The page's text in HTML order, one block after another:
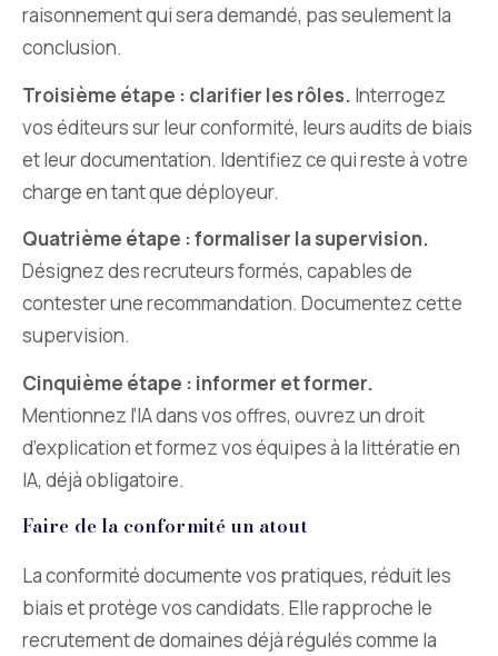
raisonnement qui sera demandé, pas seulement la
conclusion.
Troisième étape : clarifier les rôles. Interrogez
vos éditeurs sur leur conformité, leurs audits de biais
et leur documentation. Identifiez ce qui reste à votre
charge en tant que déployeur.
Quatrième étape : formaliser la supervision.
Désignez des recruteurs formés, capables de
contester une recommandation. Documentez cette
supervision.
Cinquième étape : informer et former.
Mentionnez l’IA dans vos offres, ouvrez un droit
d’explication et formez vos équipes à la littératie en
IA, déjà obligatoire.
Faire de la conformité un atout
La conformité documente vos pratiques, réduit les
biais et protège vos candidats. Elle rapproche le
recrutement de domaines déjà régulés comme la